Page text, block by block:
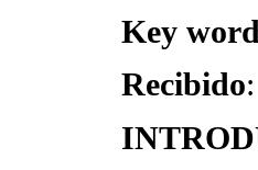
Key
Recibido